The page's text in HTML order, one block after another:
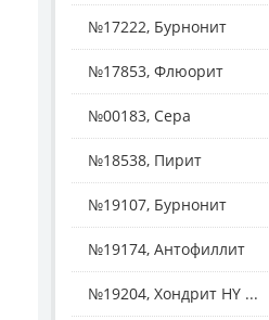
№17222, Бурнонит
№17853, Флюорит
№00183, Сера
№18538, Пирит
№19107, Бурнонит
№19174, Антофиллит
№19204, Хондрит HY ...